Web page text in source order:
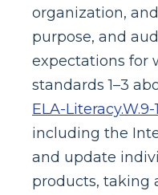
organization,
purpose, and
expectations for
standards 1–3
ELA-Literacy.W.9-
including the
and update
products, taking